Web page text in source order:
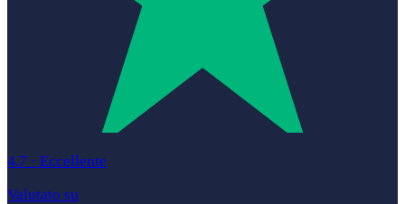
4.7 · Eccellente
Valutato su